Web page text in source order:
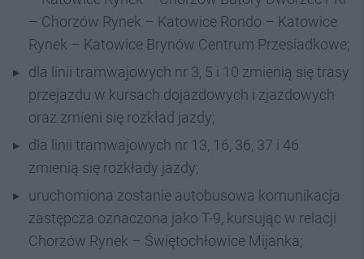
– Chorzów Rynek – Katowice Rondo – Katowice
Rynek – Katowice Brynów Centrum Przesiadkowe;
dla linii tramwajowych nr 3, 5 i 10 zmienią się trasy
przejazdu w kursach dojazdowych i zjazdowych
oraz zmieni się rozkład jazdy;
dla linii tramwajowych nr 13, 16, 36, 37 i 46
zmienią się rozkłady jazdy;
uruchomiona zostanie autobusowa komunikacja
zastępcza oznaczona jako T-9, kursując w relacji
Chorzów Rynek – Świętochłowice Mijanka;